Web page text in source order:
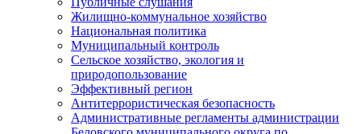
Жилищно-коммунальное хозяйство
Национальная политика
Муниципальный контроль
Сельское хозяйство, экология и
природопользование
Эффективный регион
Антитеррористическая безопасность
Административные регламенты администрации